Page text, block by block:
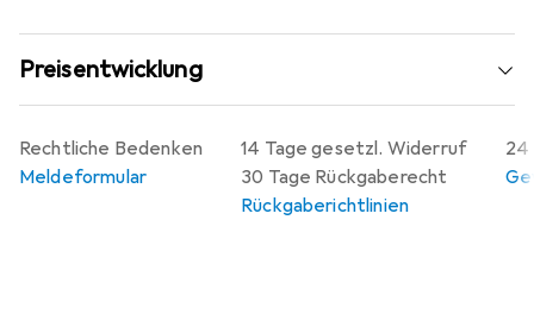
Preisentwicklung
14 Tage gesetzl. Widerruf
30 Tage Rückgaberecht
Rückgaberichtlinien
24
Rechtliche Bedenken
Meldeformular